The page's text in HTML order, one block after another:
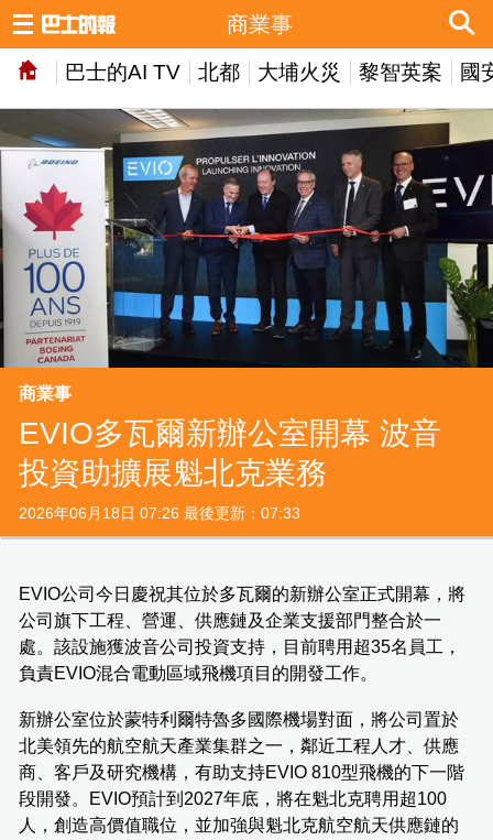
巴士的AI TV 北都 大埔火災 黎智英案 國
商業事
商業事
EVIO多瓦爾新辦公室開幕 波音
投資助擴展魁北克業務
2026年06月18日 07:26 最後更新：07:33
EVIO公司今日慶祝其位於多瓦爾的新辦公室正式開幕，將
公司旗下工程、營運、供應鏈及企業支援部門整合於一
處。該設施獲波音公司投資支持，目前聘用超35名員工，
負責EVIO混合電動區域飛機項目的開發工作。
新辦公室位於蒙特利爾特魯多國際機場對面，將公司置於
北美領先的航空航天產業集群之一，鄰近工程人才、供應
商、客戶及研究機構，有助支持EVIO 810型飛機的下一階
段開發。EVIO預計到2027年底，將在魁北克聘用超100
人，創造高價值職位，並加強與魁北克航空航天供應鏈的